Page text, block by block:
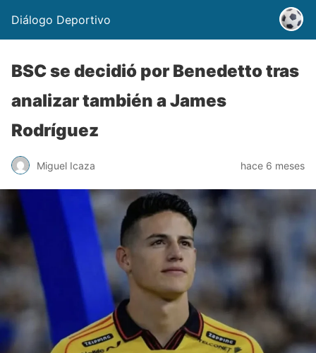
Diálogo Deportivo
BSC se decidió por Benedetto tras
analizar también a James
Rodríguez
Miguel Icaza hace 6 meses